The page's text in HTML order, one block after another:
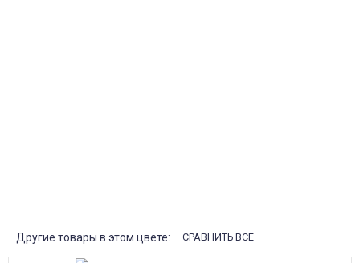
Другие товары в этом цвете: СРАВНИТЬ ВСЕ